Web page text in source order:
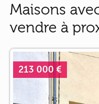
Maisons
vendre à
213 000 €